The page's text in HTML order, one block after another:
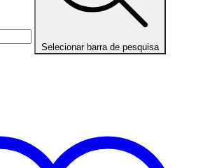
Selecionar barra de pesquisa